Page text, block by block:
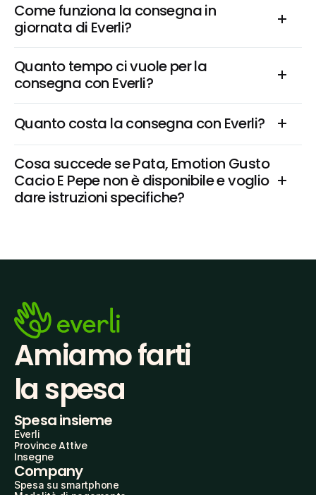
Come funziona la consegna in
giornata di Everli?
Quanto tempo ci vuole per la
consegna con Everli?
Quanto costa la consegna con Everli?
Cosa succede se Pata, Emotion Gusto
Cacio E Pepe non è disponibile e voglio
dare istruzioni specifiche?
Amiamo farti
la spesa
Spesa insieme
Everli
Province Attive
Insegne
Company
Spesa su smartphone